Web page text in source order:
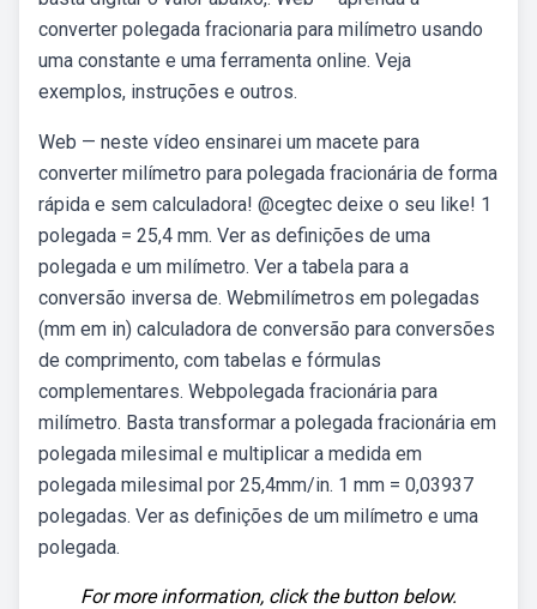
converter polegada fracionaria para milímetro usando
uma constante e uma ferramenta online. Veja
exemplos, instruções e outros.
Web — neste vídeo ensinarei um macete para
converter milímetro para polegada fracionária de forma
rápida e sem calculadora! @cegtec deixe o seu like! 1
polegada = 25,4 mm. Ver as definições de uma
polegada e um milímetro. Ver a tabela para a
conversão inversa de. Webmilímetros em polegadas
(mm em in) calculadora de conversão para conversões
de comprimento, com tabelas e fórmulas
complementares. Webpolegada fracionária para
milímetro. Basta transformar a polegada fracionária em
polegada milesimal e multiplicar a medida em
polegada milesimal por 25,4mm/in. 1 mm = 0,03937
polegadas. Ver as definições de um milímetro e uma
polegada.
For more information, click the button below.